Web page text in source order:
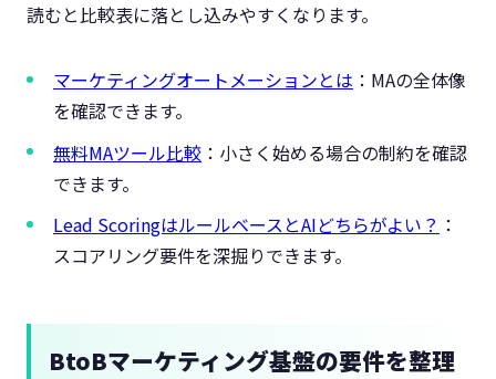
読むと比較表に落とし込みやすくなります。
マーケティングオートメーションとは ：MAの全体像
を確認できます。
無料MAツール比較 ：小さく始める場合の制約を確認
できます。
Lead ScoringはルールベースとAIどちらがよい？ ：
スコアリング要件を深掘りできます。
BtoBマーケティング基盤の要件を整理